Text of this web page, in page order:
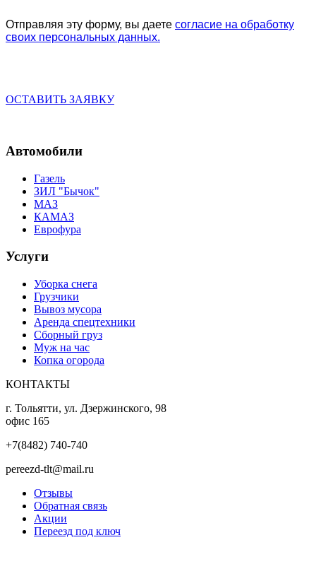
Отправляя эту форму, вы даете согласие на обработку
своих персональных данных.
ОСТАВИТЬ ЗАЯВКУ
Автомобили
Газель
ЗИЛ "Бычок"
МАЗ
КАМАЗ
Еврофура
Услуги
Уборка снега
Грузчики
Вывоз мусора
Аренда спецтехники
Сборный груз
Муж на час
Копка огорода
КОНТАКТЫ
г. Тольятти, ул. Дзержинского, 98
офис 165
+7(8482) 740-740
pereezd-tlt@mail.ru
Отзывы
Обратная связь
Акции
Переезд под ключ